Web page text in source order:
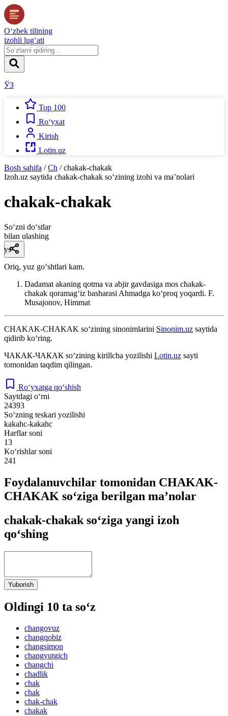
O‘zbek tilining
izohli lug‘ati
ЎЗ
Top 100
Ro‘yxat
Kirish
Lotin.uz
Bosh sahifa / Ch / chakak-chakak
Izoh.uz saytida chakak-chakak so‘zining izohi va ma’nolari
chakak-chakak
So‘zni do‘stlar
bilan ulashing
ys
Oriq, yuz goʻshtlari kam.
Dadamat akaning qotma va abjir gavdasiga mos chakak-
chakak qoramagʻiz basharasi Ahmadga koʻproq yoqardi. F.
Musajonov, Himmat
CHAKAK-CHAKAK so‘zining sinonimlarini Sinonim.uz saytida
qidirib ko‘ring.
ЧАКАК-ЧАКАК so‘zining kirillcha yozilishi Lotin.uz sayti
tomonidan taqdim qilingan.
Ro‘yxatga qo‘shish
Saytdagi o‘rni
24393
So‘zning teskari yozilishi
kakahc-kakahc
Harflar soni
13
Ko‘rishlar soni
241
Foydalanuvchilar tomonidan CHAKAK-
CHAKAK so‘ziga berilgan ma’nolar
chakak-chakak so‘ziga yangi izoh
qo‘shing
Yuborish
Oldingi 10 ta so‘z
changovuz
changqobiz
changsimon
changyutgich
changchi
chadlik
chak
chak
chak-chak
chakak